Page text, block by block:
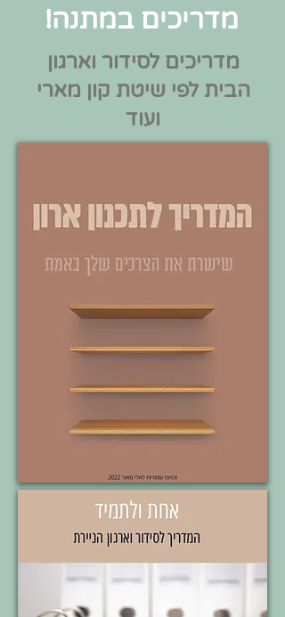
מדריכים במתנה!
מדריכים לסידור וארגון
הבית לפי שיטת קון מארי
ועוד